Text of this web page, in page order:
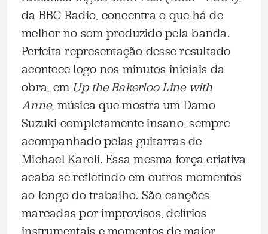
da BBC Radio, concentra o que há de
melhor no som produzido pela banda.
Perfeita representação desse resultado
acontece logo nos minutos iniciais da
obra, em Up the Bakerloo Line with
Anne, música que mostra um Damo
Suzuki completamente insano, sempre
acompanhado pelas guitarras de
Michael Karoli. Essa mesma força criativa
acaba se refletindo em outros momentos
ao longo do trabalho. São canções
marcadas por improvisos, delírios